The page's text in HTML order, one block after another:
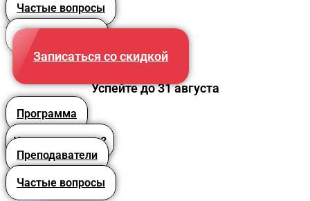
Частые вопросы
Преподаватели
Записаться со скидкой
Успейте до 31 августа
Программа
Что вы получите?
Преподаватели
Частые вопросы